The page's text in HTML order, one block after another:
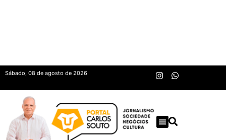
Sábado, 08 de agosto de 2026